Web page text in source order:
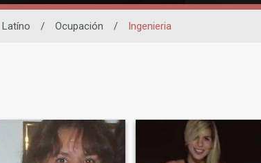
Latíno / Ocupación / Ingenieria